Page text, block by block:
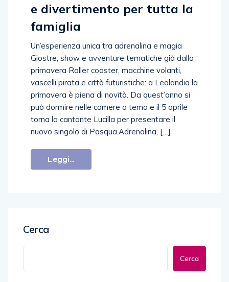
e divertimento per tutta la
famiglia
Un’esperienza unica tra adrenalina e magia
Giostre, show e avventure tematiche già dalla
primavera Roller coaster, macchine volanti,
vascelli pirata e città futuristiche: a Leolandia la
primavera è piena di novità. Da quest’anno si
può dormire nelle camere a tema e il 5 aprile
torna la cantante Lucilla per presentare il
nuovo singolo di Pasqua.Adrenalina, […]
Leggi...
Cerca
Cerca